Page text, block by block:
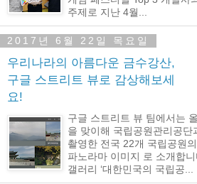
주제로 지난 4월...
2017년 6월 22일 목요일
우리나라의 아름다운 금수강산,
구글 스트리트 뷰로 감상해보세
요!
구글 스트리트 뷰 팀에서는
을 맞이해 국립공원관리공단
촬영한 전국 22개 국립공원
파노라마 이미지 로 소개합
갤러리 ‘대한민국의 국립공...